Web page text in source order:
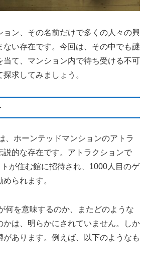
ョン、その名前だけで多くの人々の興
ない存在です。今回は、その中でも謎
当て、マンション内で待ち受ける不可
求してみましょう。
、ホーンテッドマンションのアトラ
説的な存在です。アトラクションで
が住む館に招待され、1000人目のゲ
られます。
何を意味するのか、またどのような
かは、明らかにされていません。しか
があります。例えば、以下のようなも